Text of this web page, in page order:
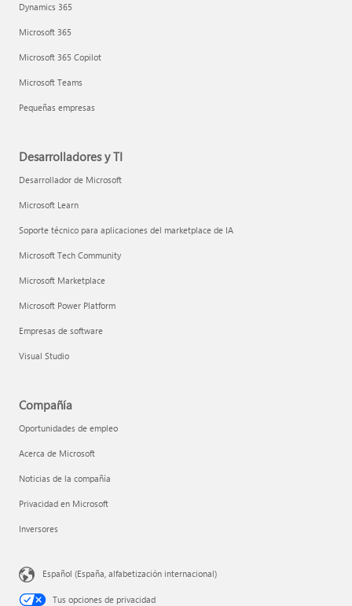
Dynamics 365
Microsoft 365
Microsoft 365 Copilot
Microsoft Teams
Pequeñas empresas
Desarrolladores y TI
Desarrollador de Microsoft
Microsoft Learn
Soporte técnico para aplicaciones del marketplace de IA
Microsoft Tech Community
Microsoft Marketplace
Microsoft Power Platform
Empresas de software
Visual Studio
Compañía
Oportunidades de empleo
Acerca de Microsoft
Noticias de la compañía
Privacidad en Microsoft
Inversores
Español (España, alfabetización internacional)
Tus opciones de privacidad